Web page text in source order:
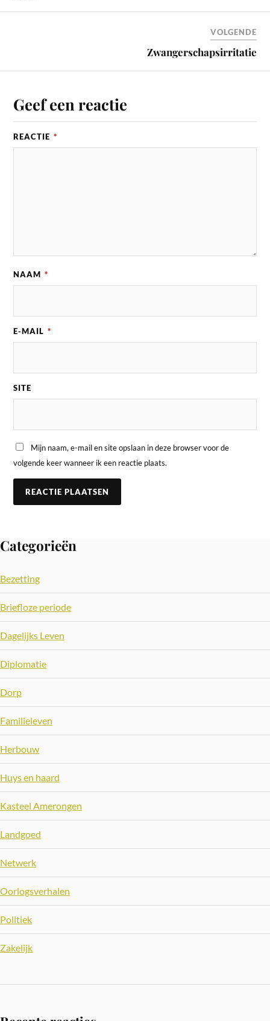
VOLGENDE
Zwangerschapsirritatie
Geef een reactie
REACTIE *
NAAM *
E-MAIL *
SITE
Mijn naam, e-mail en site opslaan in deze browser voor de
volgende keer wanneer ik een reactie plaats.
Categorieën
Bezetting
Briefloze periode
Dagelijks Leven
Diplomatie
Dorp
Familieleven
Herbouw
Huys en haard
Kasteel Amerongen
Landgoed
Netwerk
Oorlogsverhalen
Politiek
Zakelijk